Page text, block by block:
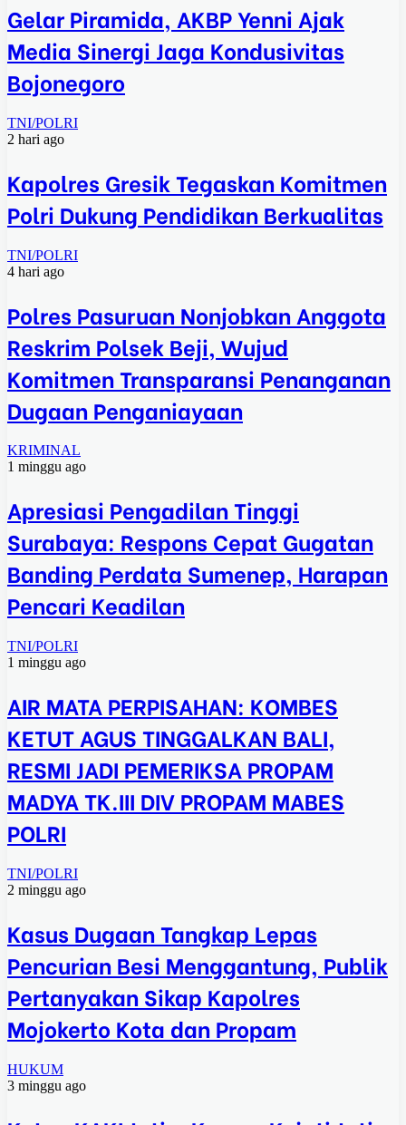
Gelar Piramida, AKBP Yenni Ajak
Media Sinergi Jaga Kondusivitas
Bojonegoro
TNI/POLRI
2 hari ago
Kapolres Gresik Tegaskan Komitmen
Polri Dukung Pendidikan Berkualitas
TNI/POLRI
4 hari ago
Polres Pasuruan Nonjobkan Anggota
Reskrim Polsek Beji, Wujud
Komitmen Transparansi Penanganan
Dugaan Penganiayaan
KRIMINAL
1 minggu ago
Apresiasi Pengadilan Tinggi
Surabaya: Respons Cepat Gugatan
Banding Perdata Sumenep, Harapan
Pencari Keadilan
TNI/POLRI
1 minggu ago
AIR MATA PERPISAHAN: KOMBES
KETUT AGUS TINGGALKAN BALI,
RESMI JADI PEMERIKSA PROPAM
MADYA TK.III DIV PROPAM MABES
POLRI
TNI/POLRI
2 minggu ago
Kasus Dugaan Tangkap Lepas
Pencurian Besi Menggantung, Publik
Pertanyakan Sikap Kapolres
Mojokerto Kota dan Propam
HUKUM
3 minggu ago